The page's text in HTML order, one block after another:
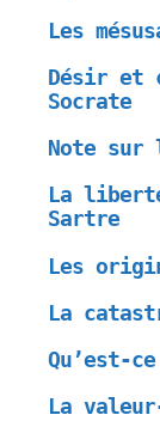
Les
Désir et
Socrate
Note
La
Sartre
Les
La
Qu’est-
La